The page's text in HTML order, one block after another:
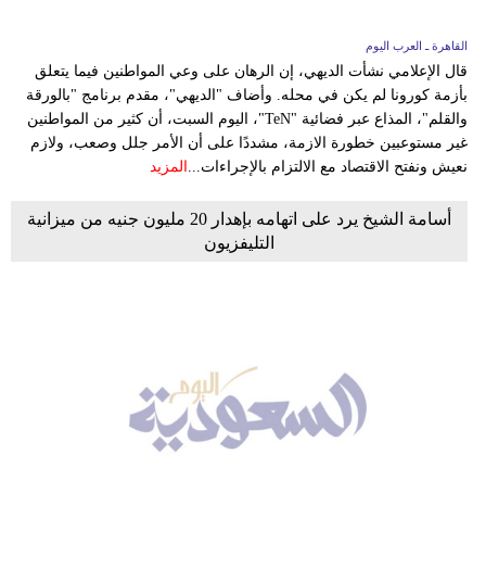
القاهرة ـ العرب اليوم
قال الإعلامي نشأت الديهي، إن الرهان على وعي المواطنين فيما يتعلق
بأزمة كورونا لم يكن في محله. وأضاف "الديهي"، مقدم برنامج "بالورقة
والقلم"، المذاع عبر فضائية "TeN"، اليوم السبت، أن كثير من المواطنين
غير مستوعبين خطورة الازمة، مشددًا على أن الأمر جلل وصعب، ولازم
نعيش ونفتح الاقتصاد مع الالتزام بالإجراءات... المزيد
أسامة الشيخ يرد على اتهامه بإهدار 20 مليون جنيه من ميزانية
التليفزيون